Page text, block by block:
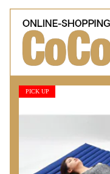
PICK UP